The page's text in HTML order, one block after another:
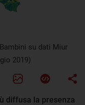
su dati Miur
2019)
diffusa la presenza